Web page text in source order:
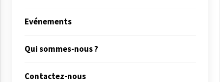
Evénements
Qui sommes-nous ?
Contactez-nous